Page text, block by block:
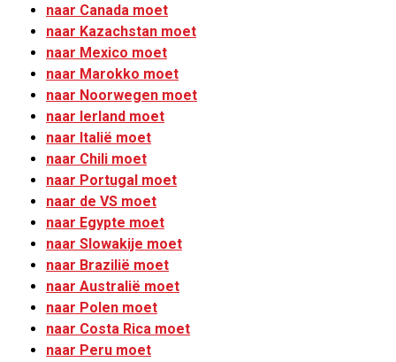
naar Canada moet
naar Kazachstan moet
naar Mexico moet
naar Marokko moet
naar Noorwegen moet
naar Ierland moet
naar Italië moet
naar Chili moet
naar Portugal moet
naar de VS moet
naar Egypte moet
naar Slowakije moet
naar Brazilië moet
naar Australië moet
naar Polen moet
naar Costa Rica moet
naar Peru moet